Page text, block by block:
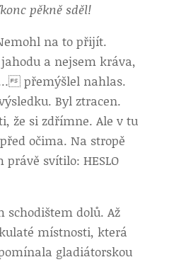
pěkně sděl!
na to přijít.
a nejsem kráva,
přemýšlel nahlas.
Byl ztracen.
že si zdřímne. Ale v tu
očima. Na stropě
svítilo: HESLO
schodištem dolů. Až
místnosti, která
gladiátorskou